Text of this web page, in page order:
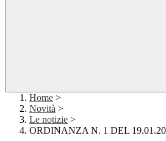
Home >
Novità >
Le notizie >
ORDINANZA N. 1 DEL